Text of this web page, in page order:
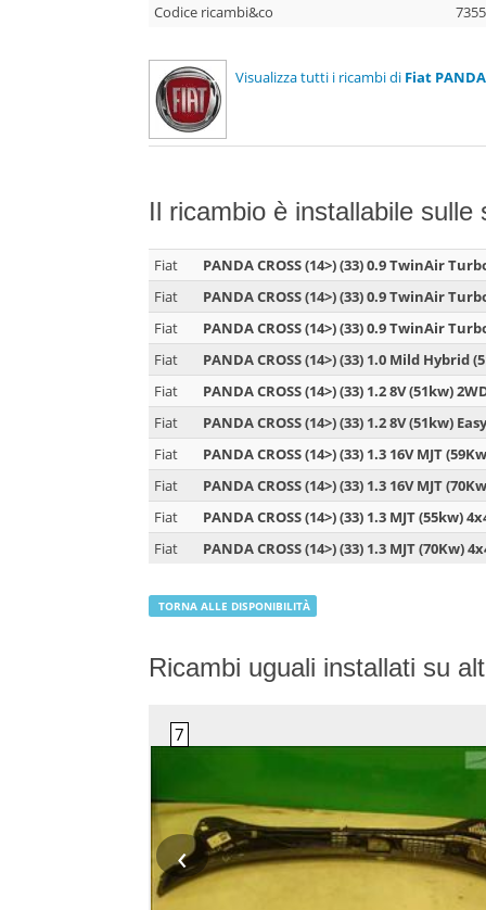
Codice ricambi&co
Visualizza tutti i ricambi di Fiat PANDA
Il ricambio è installabile sulle
Fiat
PANDA CROSS (14>) (33) 0.9 TwinAir
Fiat
PANDA CROSS (14>) (33) 0.9 TwinAir
Fiat
PANDA CROSS (14>) (33) 0.9 TwinAir
Fiat
PANDA CROSS (14>) (33) 1.0 Mild Hybrid
Fiat
PANDA CROSS (14>) (33) 1.2 8V (51kw)
Fiat
PANDA CROSS (14>) (33) 1.2 8V (51kw)
Fiat
PANDA CROSS (14>) (33) 1.3 16V MJT
Fiat
PANDA CROSS (14>) (33) 1.3 16V MJT
Fiat
PANDA CROSS (14>) (33) 1.3 MJT (55kw)
Fiat
PANDA CROSS (14>) (33) 1.3 MJT (70Kw)
TORNA ALLE DISPONIBILITÀ
Ricambi uguali installati su
‹